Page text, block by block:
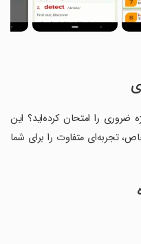
برنامه کتاب هوشمند 504 واژه ضروری را امتحان کرده‌اید؟ این
تجربه‌ای متفاوت را برای شما